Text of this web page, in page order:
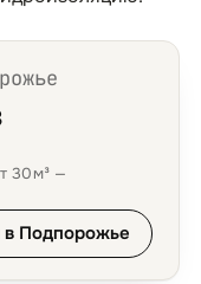
30 м³ —
в Подпорожье